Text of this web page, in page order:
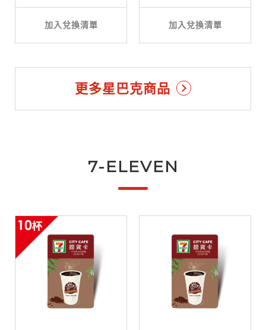
加入兌換清單 加入兌換清單
更多星巴克商品
7-ELEVEN